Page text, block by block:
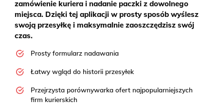
zamówienie kuriera i nadanie paczki z dowolnego
miejsca. Dzięki tej aplikacji w prosty sposób wyślesz
swoją przesyłkę i maksymalnie zaoszczędzisz swój
czas.
Prosty formularz nadawania
Łatwy wgląd do historii przesyłek
Przejrzysta porównywarka ofert najpopularniejszych
firm kurierskich